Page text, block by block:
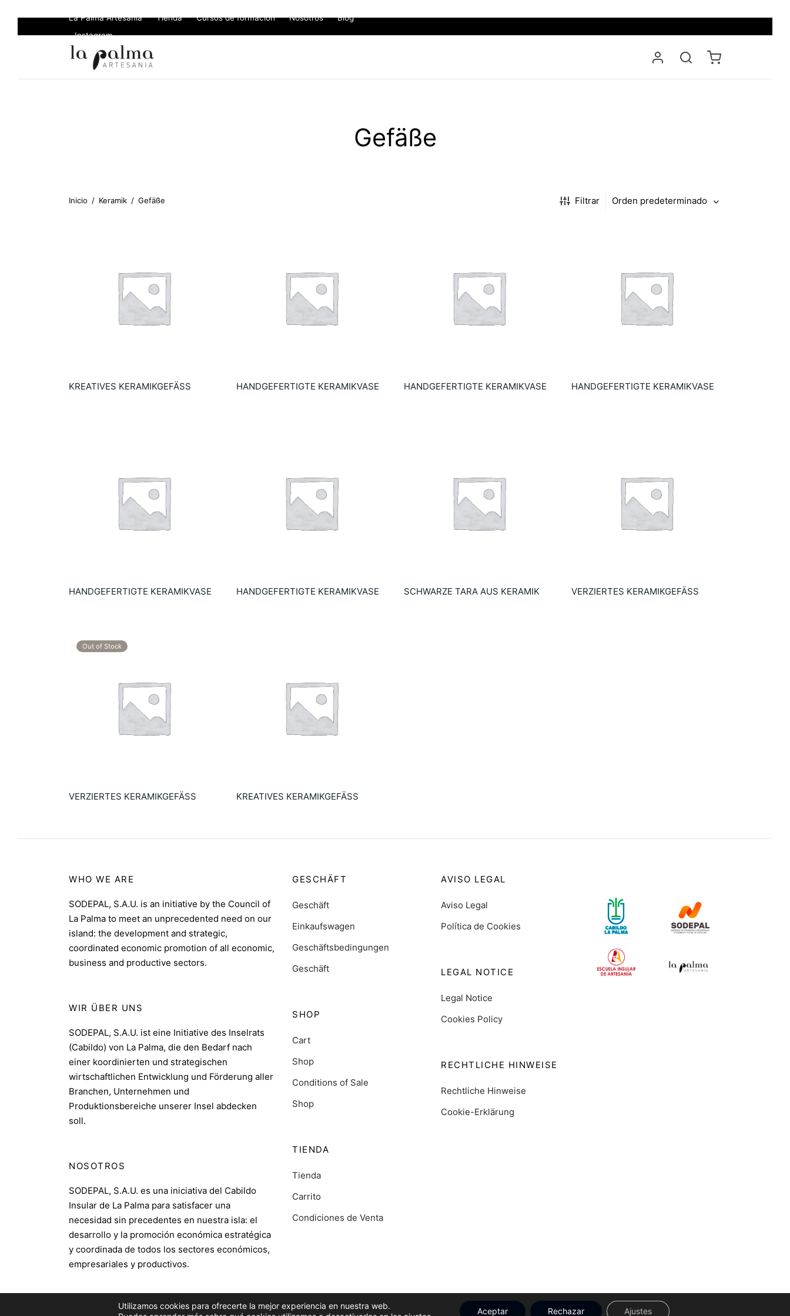
La Palma Artesanía Tienda Cursos de formación Nosotros
Blog
Instagram
Gefäße
Inicio / Keramik / Gefäße Filtrar Orden predeterminado
KREATIVES KERAMIKGEFÄSS
HANDGEFERTIGTE KERAMIKVASE
HANDGEFERTIGTE KERAMIKVASE
HANDGEFERTIGTE KERAMIKVASE
HANDGEFERTIGTE KERAMIKVASE
HANDGEFERTIGTE KERAMIKVASE
SCHWARZE TARA AUS KERAMIK
VERZIERTES KERAMIKGEFÄSS
Out of Stock
VERZIERTES KERAMIKGEFÄSS
KREATIVES KERAMIKGEFÄSS
WHO WE ARE
SODEPAL, S.A.U. is an initiative by the Council of
La Palma to meet an unprecedented need on our
island: the development and strategic,
coordinated economic promotion of all economic,
business and productive sectors.
WIR ÜBER UNS
SODEPAL, S.A.U. ist eine Initiative des Inselrats
(Cabildo) von La Palma, die den Bedarf nach
einer koordinierten und strategischen
wirtschaftlichen Entwicklung und Förderung aller
Branchen, Unternehmen und
Produktionsbereiche unserer Insel abdecken
soll.
NOSOTROS
SODEPAL, S.A.U. es una iniciativa del Cabildo
Insular de La Palma para satisfacer una
necesidad sin precedentes en nuestra isla: el
desarrollo y la promoción económica estratégica
y coordinada de todos los sectores económicos,
empresariales y productivos.
GESCHÄFT
Geschäft
Einkaufswagen
Geschäftsbedingungen
Geschäft
SHOP
Cart
Shop
Conditions of Sale
Shop
TIENDA
Tienda
Carrito
Condiciones de Venta
AVISO LEGAL
Aviso Legal
Política de Cookies
LEGAL NOTICE
Legal Notice
Cookies Policy
RECHTLICHE HINWEISE
Rechtliche Hinweise
Cookie-Erklärung
Utilizamos cookies para ofrecerte la mejor experiencia en nuestra web.
Aceptar Rechazar Ajustes